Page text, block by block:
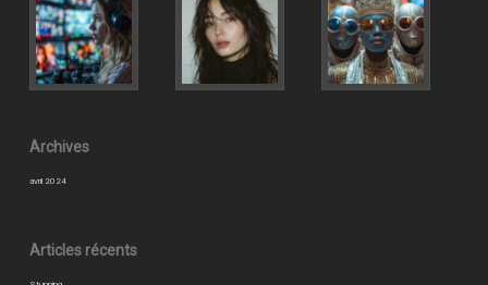
Archives
avril 2024
Articles récents